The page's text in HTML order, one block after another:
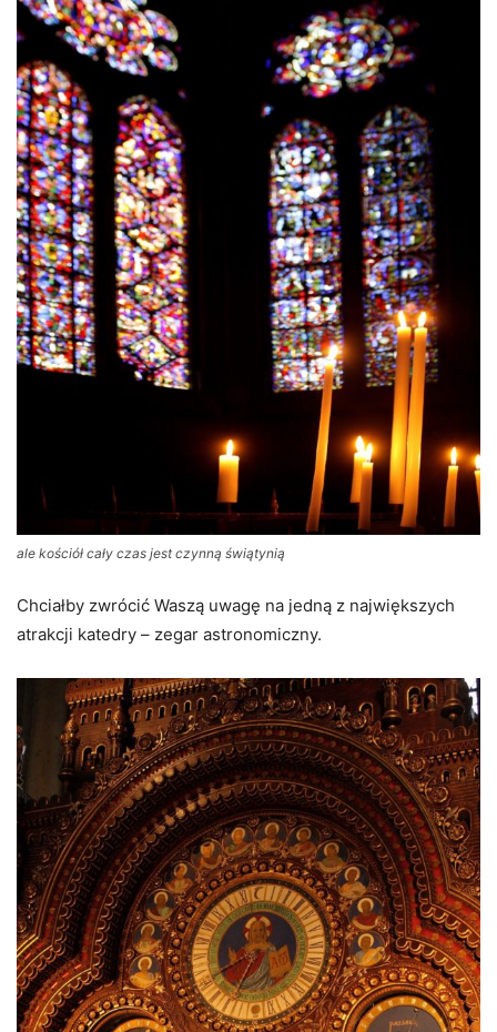
ale kościół cały czas jest czynną świątynią
Chciałby zwrócić Waszą uwagę na jedną z największych
atrakcji katedry – zegar astronomiczny.